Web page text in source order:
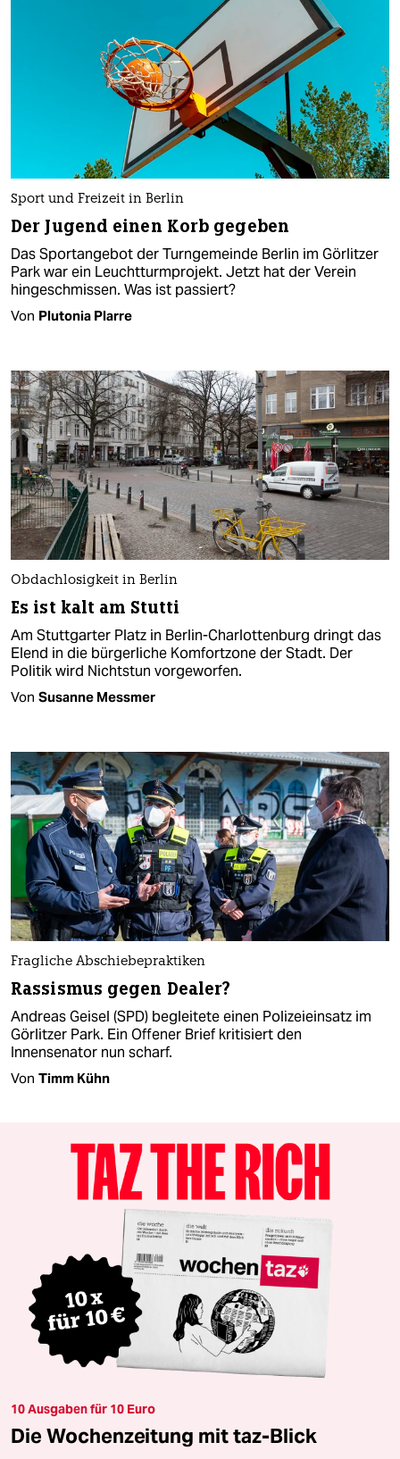
Sport und Freizeit in Berlin
Der Jugend einen Korb gegeben
Das Sportangebot der Turngemeinde Berlin im Görlitzer
Park war ein Leuchtturmprojekt. Jetzt hat der Verein
hingeschmissen. Was ist passiert?
Von Plutonia Plarre
Obdachlosigkeit in Berlin
Es ist kalt am Stutti
Am Stuttgarter Platz in Berlin-Charlottenburg dringt das
Elend in die bürgerliche Komfortzone der Stadt. Der
Politik wird Nichtstun vorgeworfen.
Von Susanne Messmer
Fragliche Abschiebepraktiken
Rassismus gegen Dealer?
Andreas Geisel (SPD) begleitete einen Polizeieinsatz im
Görlitzer Park. Ein Offener Brief kritisiert den
Innensenator nun scharf.
Von Timm Kühn
10 Ausgaben für 10 Euro
Die Wochenzeitung mit taz-Blick